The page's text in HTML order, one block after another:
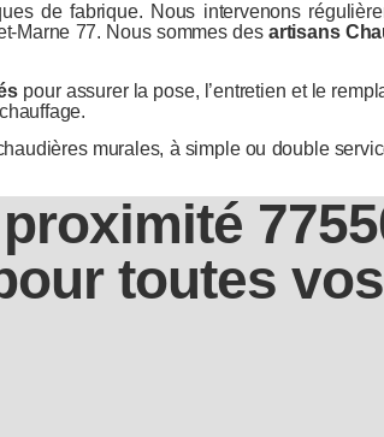
de fabrique. Nous intervenons
Marne 77. Nous sommes des artisans
pour assurer la pose, l’entretien et le
murales, à simple ou double
toutes